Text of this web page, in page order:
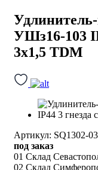
УШз16-103
3х1,5 TDM
Артикул: SQ1302-
под заказ
01 Склад
02 Склад